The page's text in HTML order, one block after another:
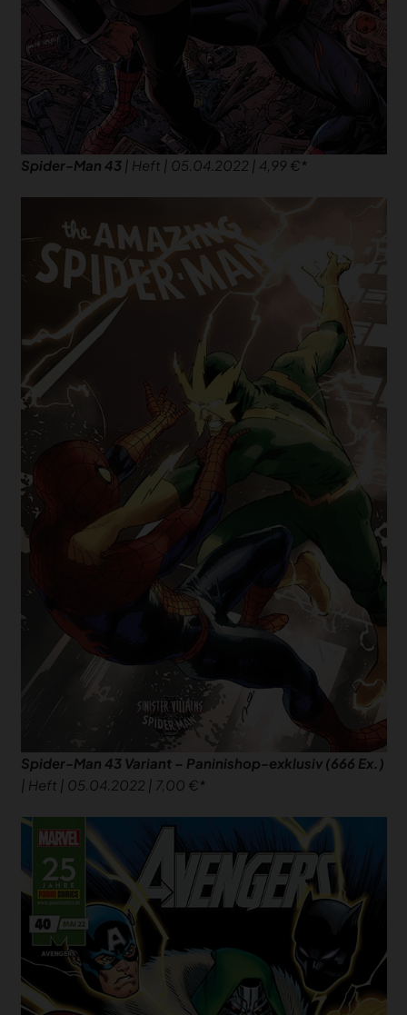
Spider-Man 43| Heft | 05.04.2022 | 4,99 €
Spider-Man 43 Variant – Paninishop-exklusiv (666 Ex.)
| Heft | 05.04.2022 | 7,00 €